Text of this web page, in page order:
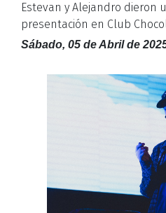
Estevan y Alejandro dieron
presentación en Club
Sábado, 05 de Abril de